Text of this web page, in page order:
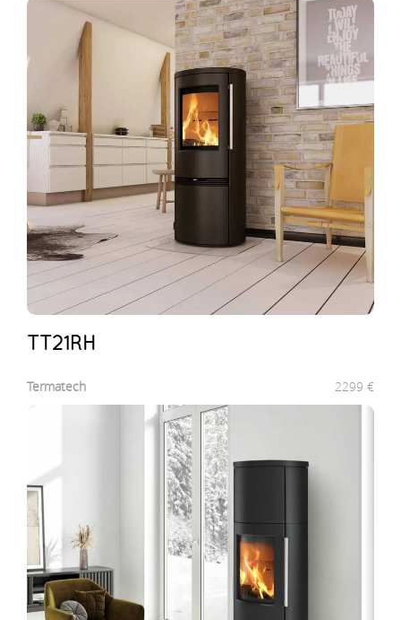
TT21RH
Termatech 2299 €